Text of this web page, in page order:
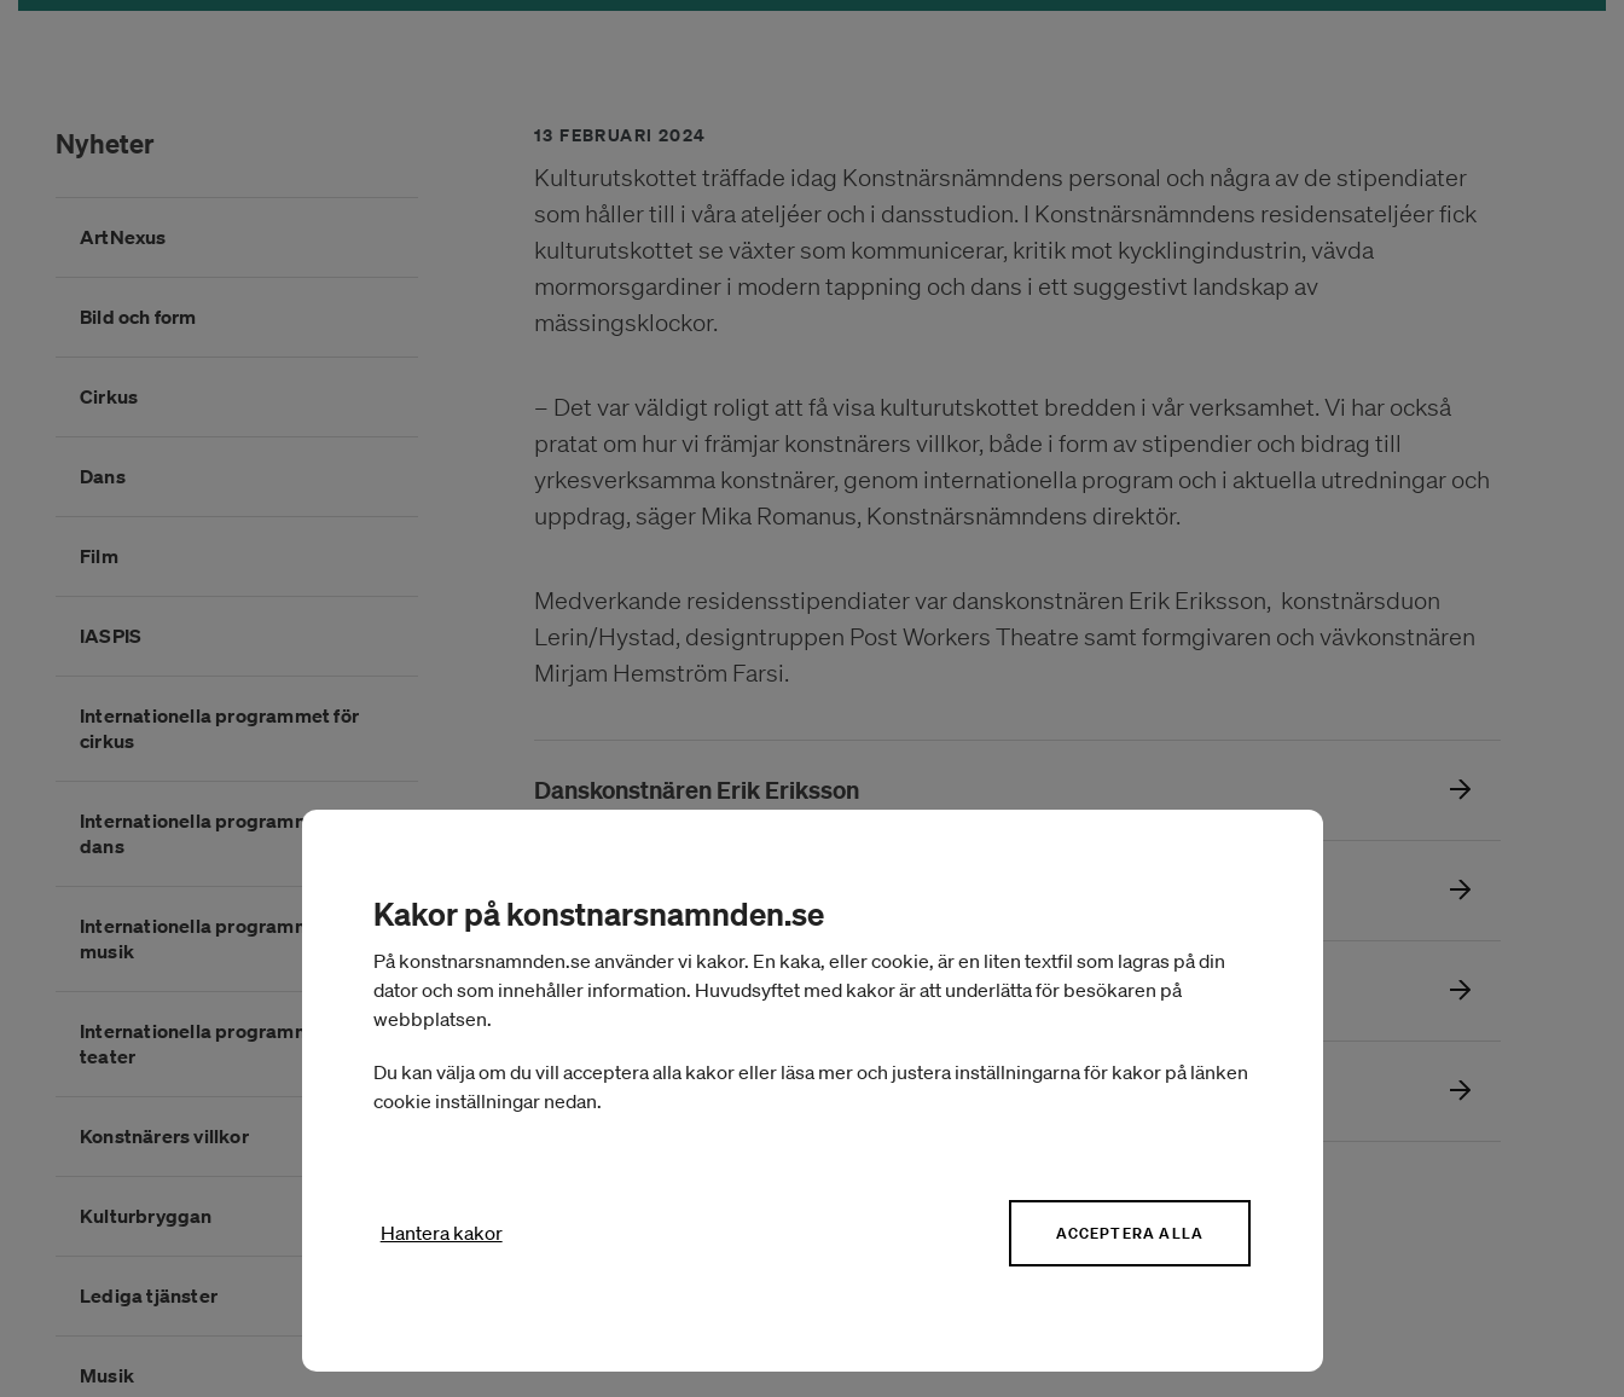
Nyheter
överArtNexus
Bild och form
Cirkus
Dans
Film
IASPIS
Internationella programmet för
cirkus
Internationella programmet för
dans
Internationella programmet för
musik
Internationella programmet för
teater
Konstnärers villkor
Kulturbryggan
Lediga tjänster
Musik
13 FEBRUARI 2024
Kulturutskottet träffade idag Konstnärsnämndens personal och några av de stipendiater
som håller till i våra ateljéer och i dansstudion. I Konstnärsnämndens residensateljéer fick
kulturutskottet se växter som kommunicerar, kritik mot kycklingindustrin, vävda
mormorsgardiner i modern tappning och dans i ett suggestivt landskap av
mässingsklockor.
– Det var väldigt roligt att få visa kulturutskottet bredden i vår verksamhet. Vi har också
pratat om hur vi främjar konstnärers villkor, både i form av stipendier och bidrag till
yrkesverksamma konstnärer, genom internationella program och i aktuella utredningar och
uppdrag, säger Mika Romanus, Konstnärsnämndens direktör.
Medverkande residensstipendiater var danskonstnären Erik Eriksson, konstnärsduon
Lerin/Hystad, designtruppen Post Workers Theatre samt formgivaren och vävkonstnären
Mirjam Hemström Farsi.
Danskonstnären Erik Eriksson
Konstnärsduon Lerin/Hystad
Formgivaren och vävkonstnären Mirjam Hemström Farsi
Kakor på konstnarsnamnden.se
På konstnarsnamnden.se använder vi kakor. En kaka, eller cookie, är en liten textfil som lagras på din
dator och som innehåller information. Huvudsyftet med kakor är att underlätta för besökaren på
webbplatsen.
Du kan välja om du vill acceptera alla kakor eller läsa mer och justera inställningarna för kakor på länken
cookie inställningar nedan.
Hantera kakor ACCEPTERA ALLA